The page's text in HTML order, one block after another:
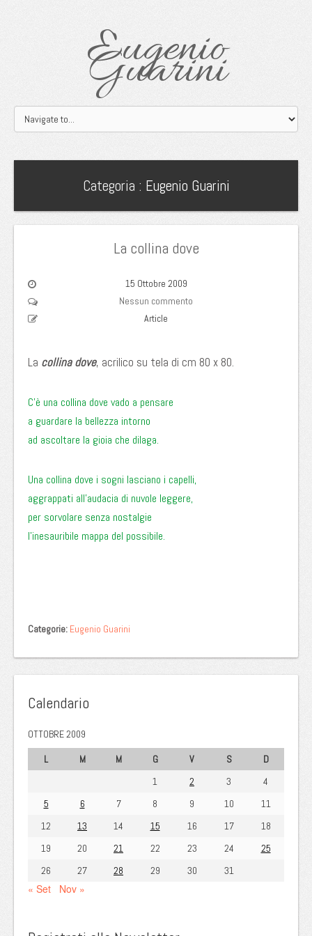
Eugenio
Guarini
Categoria : Eugenio Guarini
La collina dove
15 Ottobre 2009
Nessun commento
Article
La collina dove, acrilico su tela di cm 80 x 80.
C’è una collina dove vado a pensare
a guardare la bellezza intorno
ad ascoltare la gioia che dilaga.
Una collina dove i sogni lasciano i capelli,
aggrappati all’audacia di nuvole leggere,
per sorvolare senza nostalgie
l’inesauribile mappa del possibile.
Categorie: Eugenio Guarini
Calendario
OTTOBRE 2009
L
M M G V S
D
1
2 3
4
5
6 7 8 9 10
11
12
13 14 15 16 17
18
19
20 21 22 23 24
25
26
27 28 29 30 31
« Set Nov »